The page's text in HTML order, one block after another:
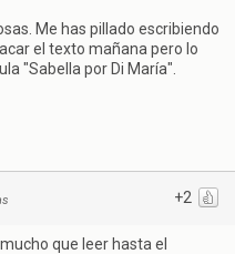
Me has pillado escribiendo
el texto mañana pero lo
"Sabella por Di María".
+2
que leer hasta el